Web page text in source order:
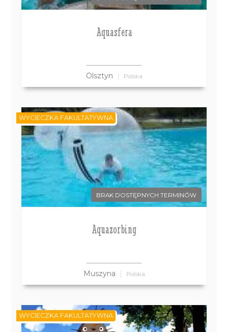
Aquasfera
Olsztyn Polska
BRAK DOSTĘPNYCH TERMINÓW
Aquazorbing
Muszyna Polska
WYCIECZKA FAKULTATYWNA
WYCIECZKA FAKULTATYWNA